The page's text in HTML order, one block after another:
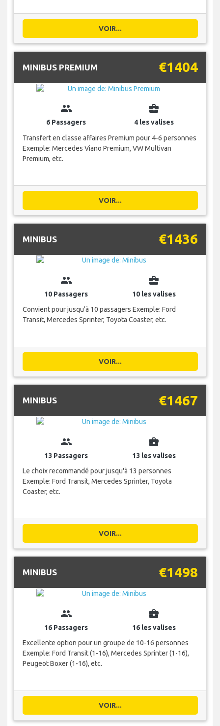
VOIR...
MINIBUS PREMIUM €1404
group
6 Passagers
business_center
4 les valises
Transfert en classe affaires Premium pour 4-6 personnes
Exemple: Mercedes Viano Premium, VW Multivan
Premium, etc.
VOIR...
MINIBUS €1436
group
10 Passagers
business_center
10 les valises
Convient pour jusqu'à 10 passagers Exemple: Ford
Transit, Mercedes Sprinter, Toyota Coaster, etc.
VOIR...
MINIBUS €1467
group
13 Passagers
business_center
13 les valises
Le choix recommandé pour jusqu'à 13 personnes
Exemple: Ford Transit, Mercedes Sprinter, Toyota
Coaster, etc.
VOIR...
MINIBUS €1498
group
16 Passagers
business_center
16 les valises
Excellente option pour un groupe de 10-16 personnes
Exemple: Ford Transit (1-16), Mercedes Sprinter (1-16),
Peugeot Boxer (1-16), etc.
VOIR...